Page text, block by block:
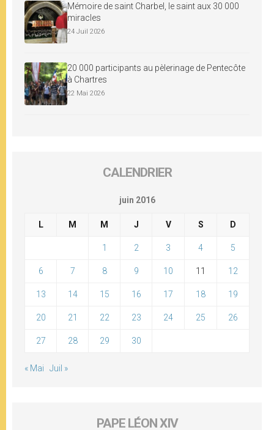
Mémoire de saint Charbel, le saint aux 30 000
miracles
24 Juil 2026
20 000 participants au pèlerinage de Pentecôte
à Chartres
22 Mai 2026
CALENDRIER
juin 2016
L M M J V S D
1 2 3 4 5
6 7 8 9 10 11 12
13 14 15 16 17 18 19
20 21 22 23 24 25 26
27 28 29 30
« Mai Juil »
PAPE LÉON XIV